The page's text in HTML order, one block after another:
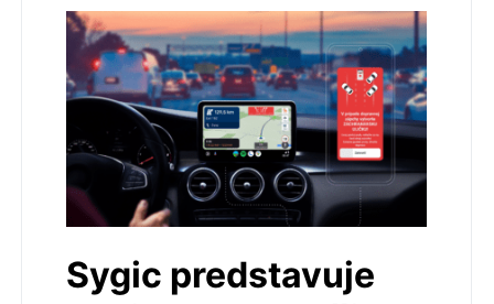
Sygic predstavuje